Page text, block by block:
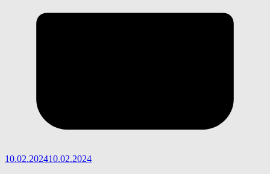
10.02.202410.02.2024